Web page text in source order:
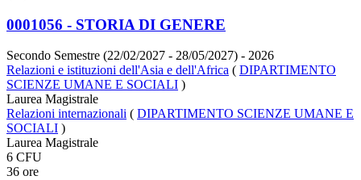
0001056 - STORIA DI GENERE
Secondo Semestre (22/02/2027 - 28/05/2027) - 2026
Relazioni e istituzioni dell'Asia e dell'Africa ( DIPARTIMENTO
SCIENZE UMANE E SOCIALI )
Laurea Magistrale
Relazioni internazionali ( DIPARTIMENTO SCIENZE UMANE E
SOCIALI )
Laurea Magistrale
6 CFU
36 ore